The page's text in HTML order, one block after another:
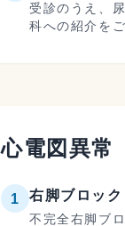
受診のうえ、
科への紹介を
心電図異常
1 右脚ブロック
不完全右脚ブ